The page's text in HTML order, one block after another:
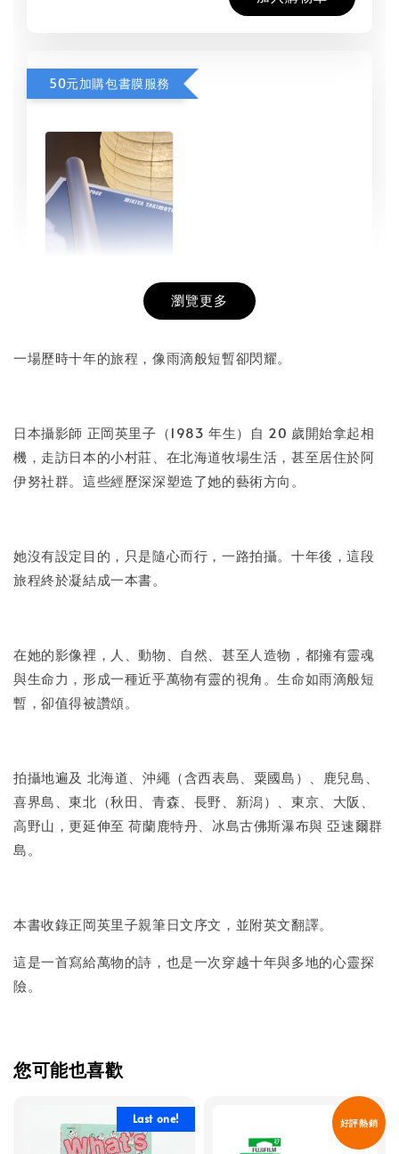
50元加購包書膜服務
NT$ 50
- +
加入購物車
瀏覽更多
一場歷時十年的旅程，像雨滴般短暫卻閃耀。
日本攝影師 正岡英里子（1983 年生）自 20 歲開始拿起相
機，走訪日本的小村莊、在北海道牧場生活，甚至居住於阿
伊努社群。這些經歷深深塑造了她的藝術方向。
她沒有設定目的，只是隨心而行，一路拍攝。十年後，這段
旅程終於凝結成一本書。
在她的影像裡，人、動物、自然、甚至人造物，都擁有靈魂
與生命力，形成一種近乎萬物有靈的視角。生命如雨滴般短
暫，卻值得被讚頌。
拍攝地遍及 北海道、沖繩（含西表島、粟國島）、鹿兒島、
喜界島、東北（秋田、青森、長野、新潟）、東京、大阪、
高野山，更延伸至 荷蘭鹿特丹、冰島古佛斯瀑布與 亞速爾群
島。
本書收錄正岡英里子親筆日文序文，並附英文翻譯。
這是一首寫給萬物的詩，也是一次穿越十年與多地的心靈探
險。
您可能也喜歡
Last one! 好評熱銷